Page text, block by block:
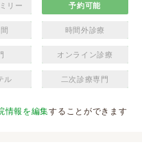
リー 予約可能
時間外診療
オンライン診療
ル 二次診療専門
情報を編集することができます